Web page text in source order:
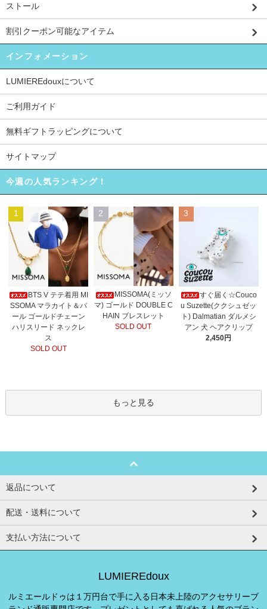
ストール
割引クーポン可能なアイテム
インフォメーション
LUMIEREdouxについて
ご利用ガイド
無料ギフトラッピングについて
サイトマップ
今週の人気ランキング！
1
BTS V テテ着用 MI
SSOMA マラカイト＆パ
ール ゴールドチェーン
ハリスリード ネックレ
ス
SOLD OUT
2
MISSOMA(ミッソ
マ) ゴールド DOUBLE C
HAIN ブレスレット
SOLD OUT
3
すぐ届く☆Couco
u Suzette(ククシュゼッ
ト) Dalmatian ダルメシ
アン 犬 ヘアクリップ
2,450円
もっと見る
返品について
配送・送料について
支払い方法について
LUMIEREdoux
ルミエールドゥは１万円台で手に入る日本未上陸のアクセサリーブ